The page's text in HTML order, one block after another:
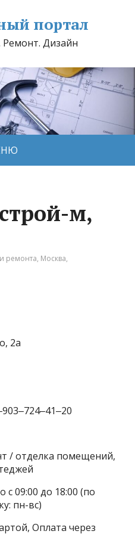
портал
Ремонт. Дизайн
м,
ремонта, Москва,
2а
/ отделка помещений,
09:00 до 18:00 (по
пн-вс)
Оплата через